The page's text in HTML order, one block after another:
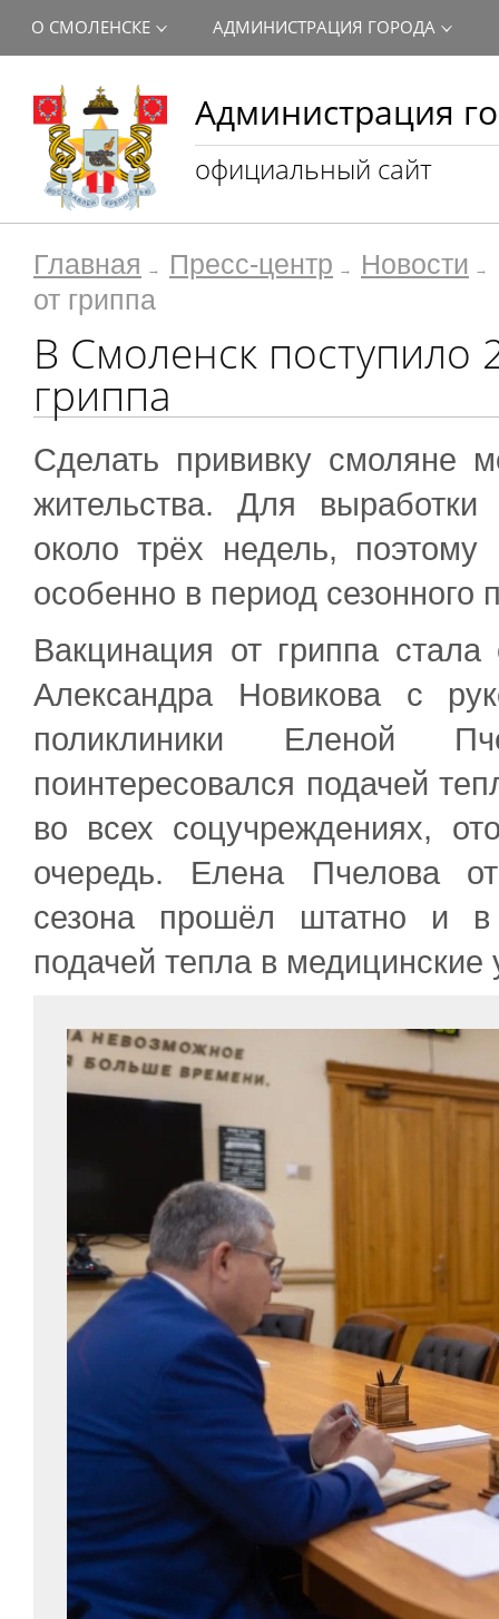
Администрация
официальный сайт
О СМОЛЕНСКЕ АДМИНИСТРАЦИЯ ГОРОДА
Главная Пресс-центр Новости
от гриппа
В Смоленск поступило
гриппа
Сделать прививку смоляне
жительства. Для выработки
около трёх недель,
особенно в период сезонного
Вакцинация от гриппа
Александра Новикова с
поликлиники Еленой
поинтересовался подачей
во всех соцучреждениях,
очередь. Елена Пчелова
сезона прошёл штатно и в
подачей тепла в